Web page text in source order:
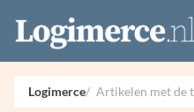
Vacatures
Events
Adverteren
Partners
Logimerce Artikelen met de